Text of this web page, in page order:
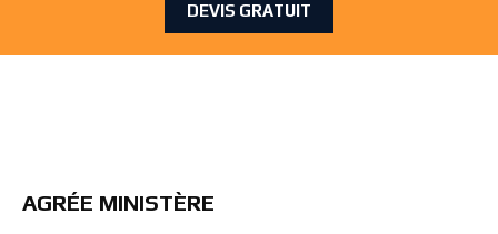
DEVIS GRATUIT
AGRÉE MINISTÈRE